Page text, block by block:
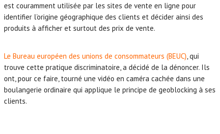
est couramment utilisée par les sites de vente en ligne pour
identifier l’origine géographique des clients et décider ainsi des
produits à afficher et surtout des prix de vente.
Le Bureau européen des unions de consommateurs (BEUC) , qui
trouve cette pratique discriminatoire, a décidé de la dénoncer. Ils
ont, pour ce faire, tourné une vidéo en caméra cachée dans une
boulangerie ordinaire qui applique le principe de geoblocking à ses
clients.